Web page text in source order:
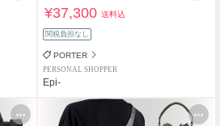
¥37,300送料込
関税負担なし
PORTER
PERSONAL SHOPPER
Epi-